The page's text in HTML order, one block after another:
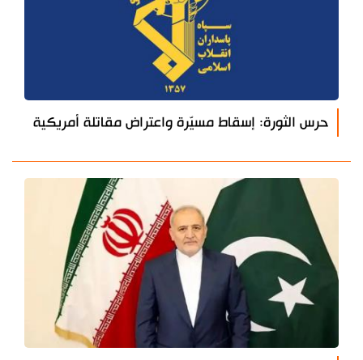
حرس الثورة: إسقاط مسيّرة واعتراض مقاتلة أمريكية